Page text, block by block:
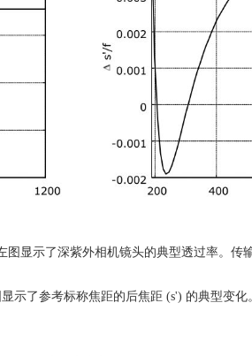
图显示了深紫外相机镜头的典型透过率。传
示了参考标称焦距的后焦距 (s') 的典型变化